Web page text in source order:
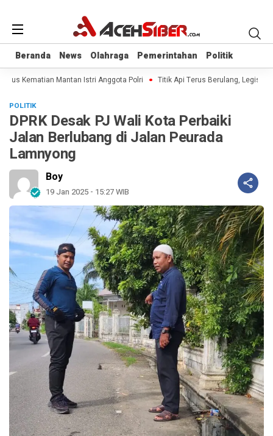
Beranda News Olahraga Pemerintahan Politik
Beranda News Olahraga Pemerintahan Politik
Kematian Mantan Istri Anggota Polri Titik Api Terus Berulang, Legislator
POLITIK
DPRK Desak PJ Wali Kota Perbaiki
Jalan Berlubang di Jalan Peurada
Lamnyong
Boy
19 Jan 2025 - 15:27 WIB